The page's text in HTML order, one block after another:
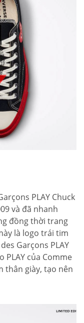
PLAY Chuck
và đã nhanh
đồng thời trang
là logo trái tim
Garçons PLAY
PLAY của Comme
thân giày, tạo nên